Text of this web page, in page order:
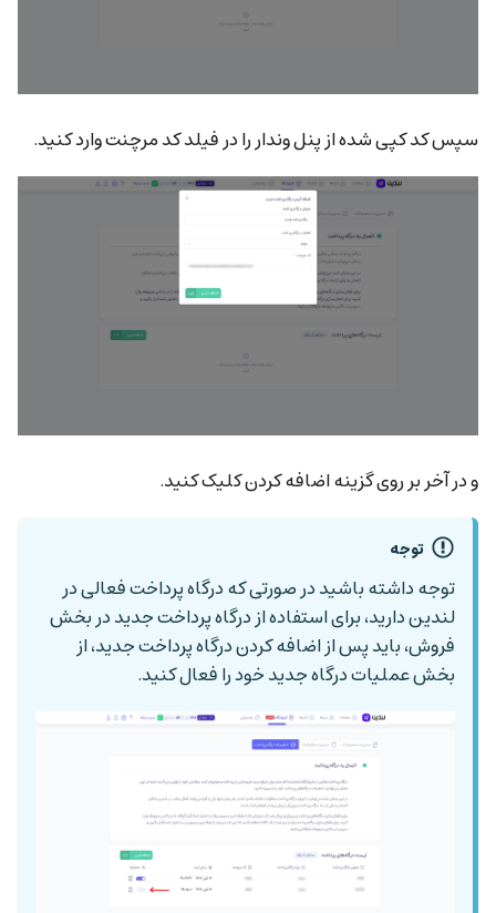
سپس کد کپی شده از پنل وندار را در فیلد کد مرچنت وارد کنید.
و در آخر بر روی گزینه اضافه کردن کلیک کنید.
توجه
توجه داشته باشید در صورتی که درگاه پرداخت فعالی در
لندین دارید، برای استفاده از درگاه پرداخت جدید در بخش
فروش، باید پس از اضافه کردن درگاه پرداخت جدید، از
بخش عملیات درگاه جدید خود را فعال کنید.